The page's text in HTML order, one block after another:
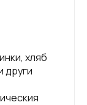
хляб
други